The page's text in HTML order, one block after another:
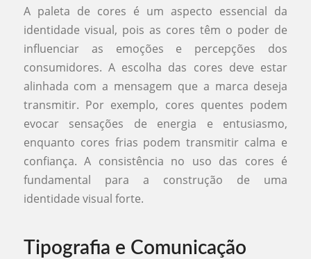
A paleta de cores é um aspecto essencial da
identidade visual, pois as cores têm o poder de
influenciar as emoções e percepções dos
consumidores. A escolha das cores deve estar
alinhada com a mensagem que a marca deseja
transmitir. Por exemplo, cores quentes podem
evocar sensações de energia e entusiasmo,
enquanto cores frias podem transmitir calma e
confiança. A consistência no uso das cores é
fundamental para a construção de uma
identidade visual forte.
Tipografia e Comunicação